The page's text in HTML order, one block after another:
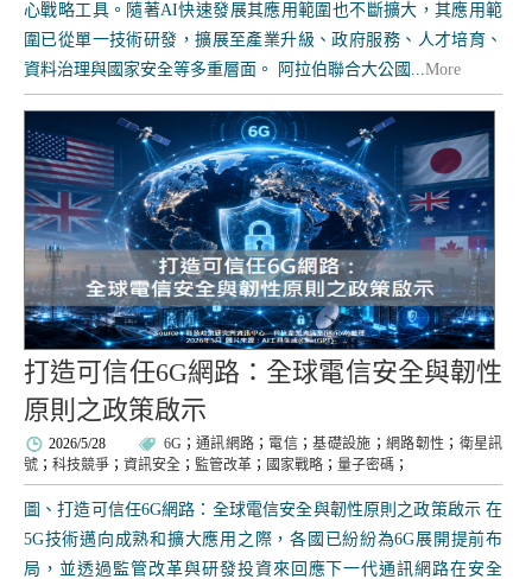
心戰略工具。隨著AI快速發展其應用範圍也不斷擴大，其應用範
圍已從單一技術研發，擴展至產業升級、政府服務、人才培育、
資料治理與國家安全等多重層面。 阿拉伯聯合大公國...More
打造可信任6G網路：全球電信安全與韌性
原則之政策啟示
2026/5/28 6G ； 通訊網路 ； 電信 ；基礎設施 ； 網路韌性 ； 衛星訊
號 ； 科技競爭 ； 資訊安全 ； 監管改革 ； 國家戰略 ； 量子密碼 ；
圖、打造可信任6G網路：全球電信安全與韌性原則之政策啟示 在
5G技術邁向成熟和擴大應用之際，各國已紛紛為6G展開提前布
局，並透過監管改革與研發投資來回應下一代通訊網路在安全